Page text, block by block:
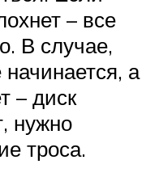
– все
В случае,
а
– диск
нужно
троса.